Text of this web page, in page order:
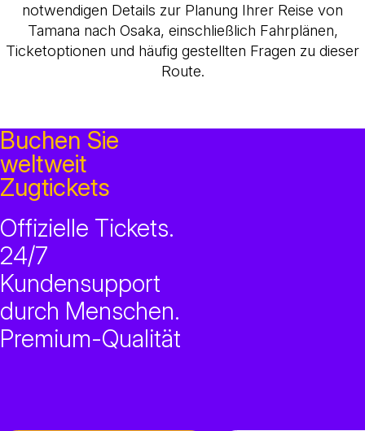
notwendigen Details zur Planung Ihrer Reise von
Tamana nach Osaka, einschließlich Fahrplänen,
Ticketoptionen und häufig gestellten Fragen zu dieser
Route.
Buchen Sie
weltweit
Zugtickets
Offizielle Tickets.
24/7
Kundensupport
durch Menschen.
Premium-Qualität